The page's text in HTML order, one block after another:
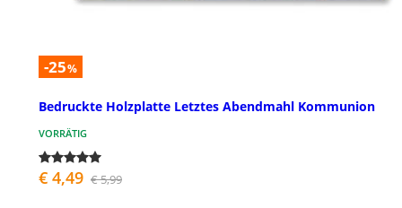
-25%
Bedruckte Holzplatte Letztes Abendmahl Kommunion
VORRÄTIG
€ 4,49 € 5,99